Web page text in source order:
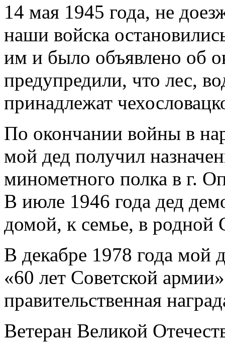
14 мая 1945 года, не
наши войска
им и было объявлено об
предупредили, что лес,
принадлежат
По окончании войны в
мой дед получил
минометного полка в г.
В июле 1946 года дед
домой, к семье, в родной
В декабре 1978 года мой
«60 лет Советской
правительственная
Ветеран Великой